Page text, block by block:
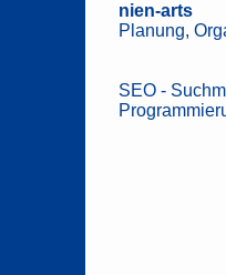
nien-arts
Planung,
SEO -